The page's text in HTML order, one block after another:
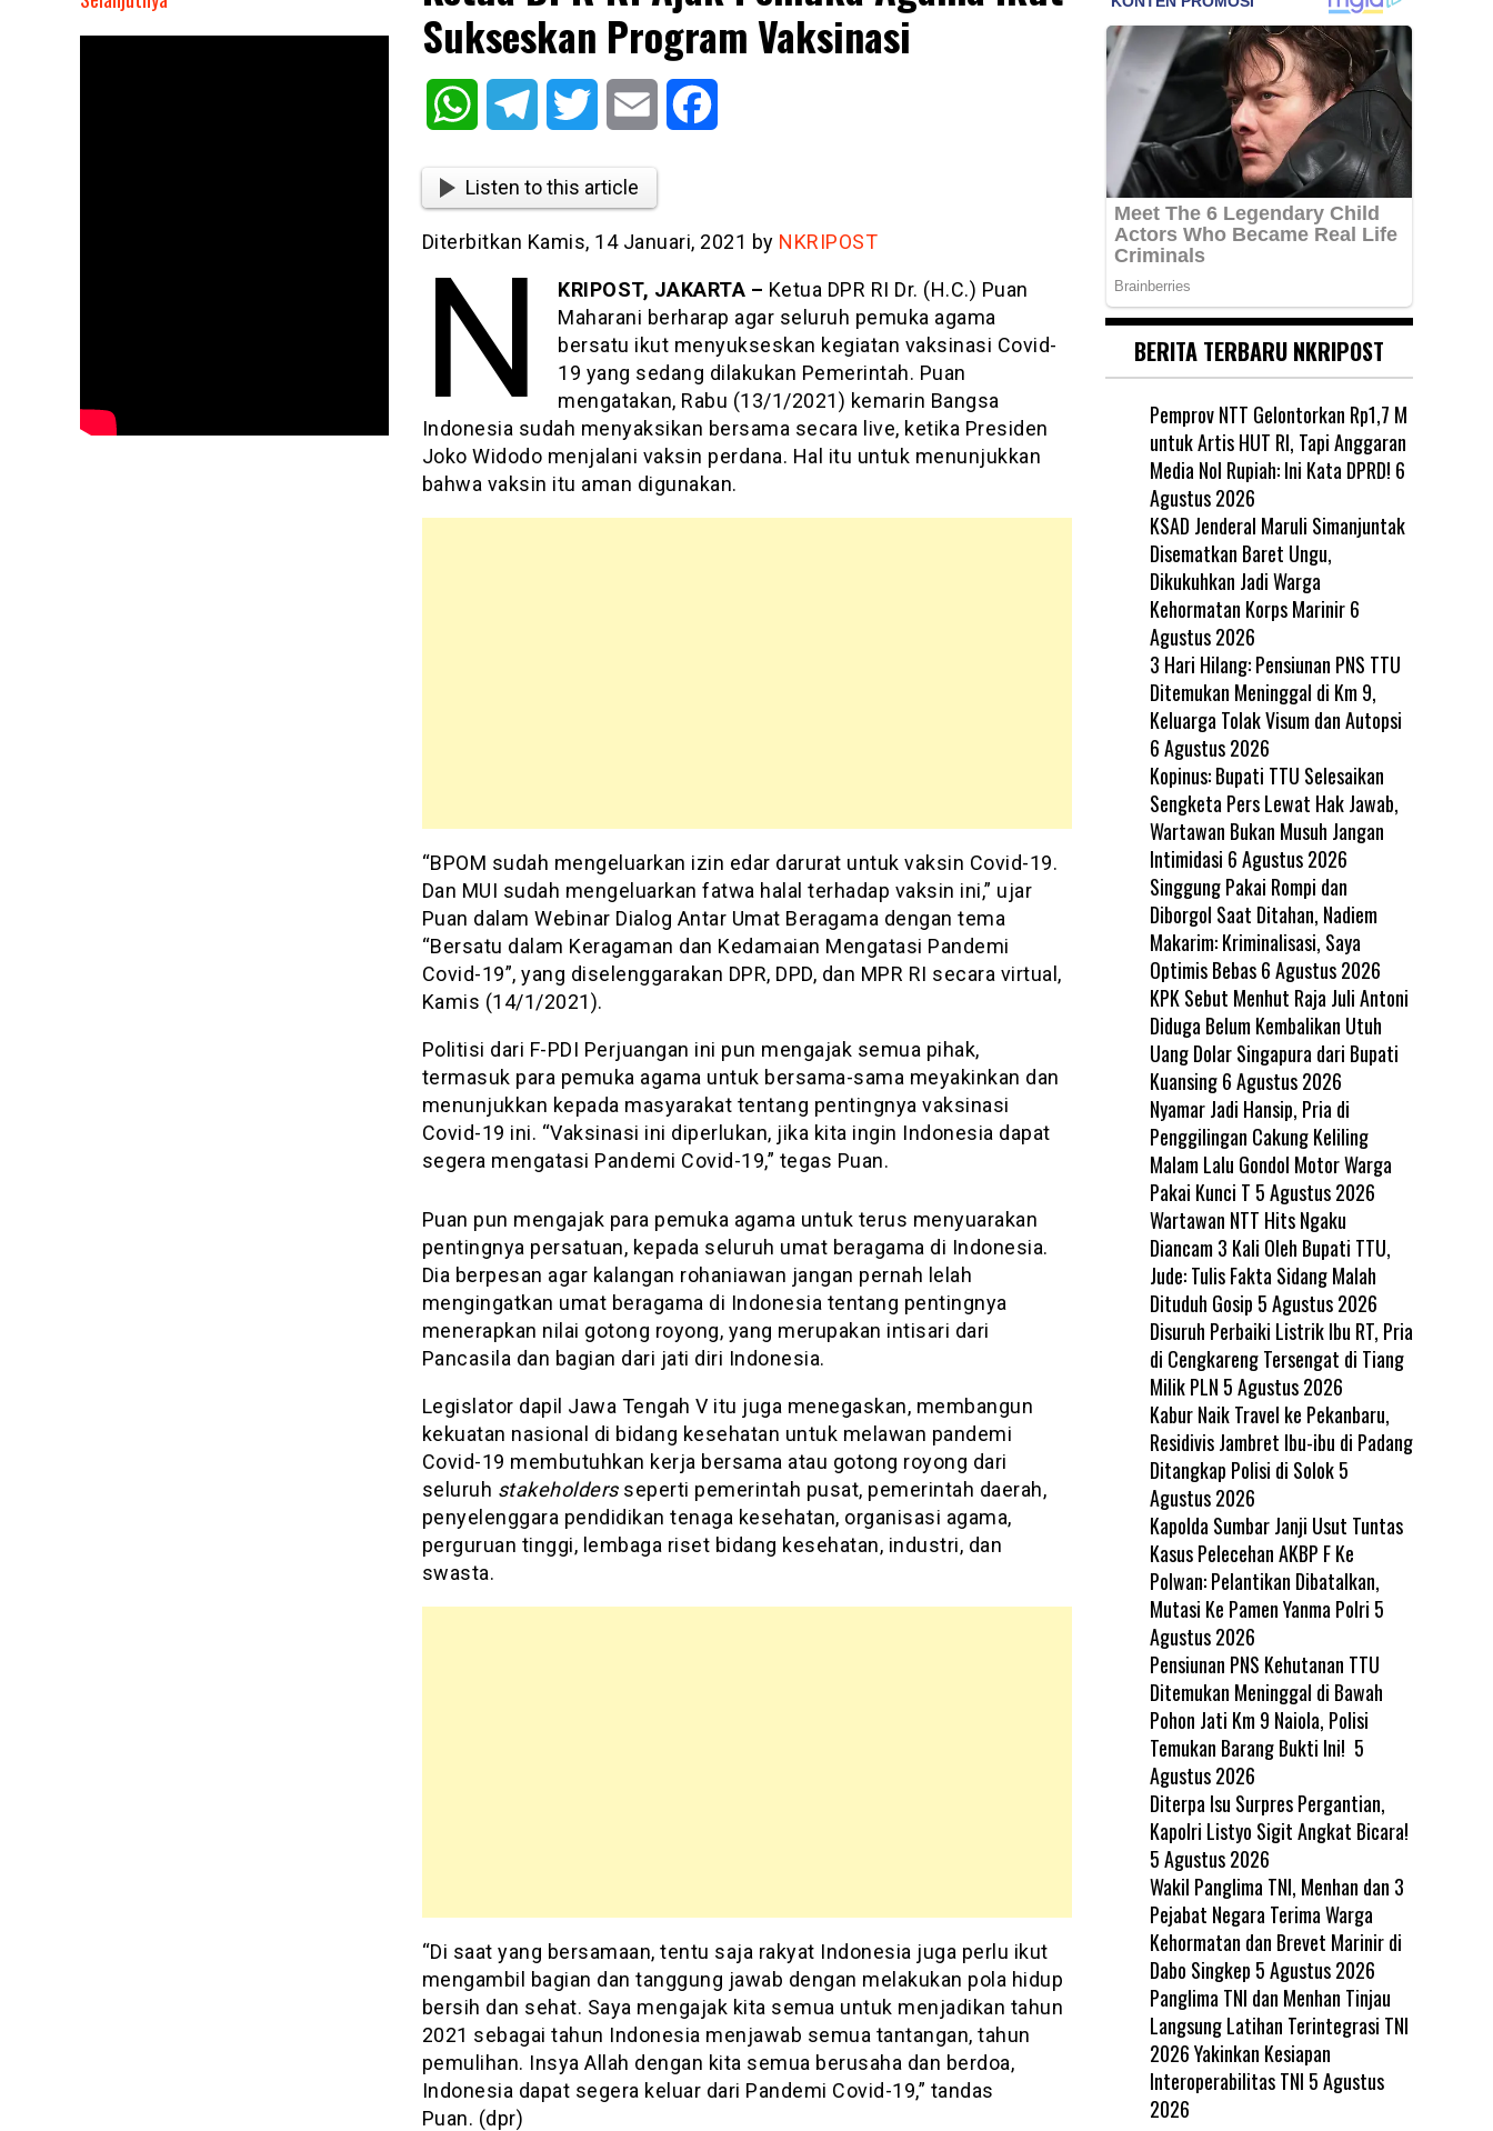
Sukseskan Program Vaksinasi
WhatsAppTelegram Twitter Email
Listen to this article
Diterbitkan Kamis, 14 Januari, 2021 by NKRIPOST
N KRIPOST, JAKARTA – Ketua DPR RI Dr. (H.C.) Puan
Maharani berharap agar seluruh pemuka agama
bersatu ikut menyukseskan kegiatan vaksinasi Covid-
19 yang sedang dilakukan Pemerintah. Puan
mengatakan, Rabu (13/1/2021) kemarin Bangsa
Indonesia sudah menyaksikan bersama secara live, ketika Presiden
Joko Widodo menjalani vaksin perdana. Hal itu untuk menunjukkan
bahwa vaksin itu aman digunakan.
“BPOM sudah mengeluarkan izin edar darurat untuk vaksin Covid-19.
Dan MUI sudah mengeluarkan fatwa halal terhadap vaksin ini,” ujar
Puan dalam Webinar Dialog Antar Umat Beragama dengan tema
“Bersatu dalam Keragaman dan Kedamaian Mengatasi Pandemi
Covid-19”, yang diselenggarakan DPR, DPD, dan MPR RI secara virtual,
Kamis (14/1/2021).
Politisi dari F-PDI Perjuangan ini pun mengajak semua pihak,
termasuk para pemuka agama untuk bersama-sama meyakinkan dan
menunjukkan kepada masyarakat tentang pentingnya vaksinasi
Covid-19 ini. “Vaksinasi ini diperlukan, jika kita ingin Indonesia dapat
segera mengatasi Pandemi Covid-19,” tegas Puan.
Puan pun mengajak para pemuka agama untuk terus menyuarakan
pentingnya persatuan, kepada seluruh umat beragama di Indonesia.
Dia berpesan agar kalangan rohaniawan jangan pernah lelah
mengingatkan umat beragama di Indonesia tentang pentingnya
menerapkan nilai gotong royong, yang merupakan intisari dari
Pancasila dan bagian dari jati diri Indonesia.
Legislator dapil Jawa Tengah V itu juga menegaskan, membangun
kekuatan nasional di bidang kesehatan untuk melawan pandemi
Covid-19 membutuhkan kerja bersama atau gotong royong dari
seluruh stakeholdersseperti pemerintah pusat, pemerintah daerah,
penyelenggara pendidikan tenaga kesehatan, organisasi agama,
perguruan tinggi, lembaga riset bidang kesehatan, industri, dan
swasta.
“Di saat yang bersamaan, tentu saja rakyat Indonesia juga perlu ikut
mengambil bagian dan tanggung jawab dengan melakukan pola hidup
bersih dan sehat. Saya mengajak kita semua untuk menjadikan tahun
2021 sebagai tahun Indonesia menjawab semua tantangan, tahun
pemulihan. Insya Allah dengan kita semua berusaha dan berdoa,
Indonesia dapat segera keluar dari Pandemi Covid-19,” tandas
Puan. (dpr)
BERITA TERBARU NKRIPOST
Pemprov NTT Gelontorkan Rp1,7 M
untuk Artis HUT RI, Tapi Anggaran
Media Nol Rupiah: Ini Kata DPRD! 6
Agustus 2026
KSAD Jenderal Maruli Simanjuntak
Disematkan Baret Ungu,
Dikukuhkan Jadi Warga
Kehormatan Korps Marinir 6
Agustus 2026
3 Hari Hilang: Pensiunan PNS TTU
Ditemukan Meninggal di Km 9,
Keluarga Tolak Visum dan Autopsi
6 Agustus 2026
Kopinus: Bupati TTU Selesaikan
Sengketa Pers Lewat Hak Jawab,
Wartawan Bukan Musuh Jangan
Intimidasi 6 Agustus 2026
Singgung Pakai Rompi dan
Diborgol Saat Ditahan, Nadiem
Makarim: Kriminalisasi, Saya
Optimis Bebas 6 Agustus 2026
KPK Sebut Menhut Raja Juli Antoni
Diduga Belum Kembalikan Utuh
Uang Dolar Singapura dari Bupati
Kuansing 6 Agustus 2026
Nyamar Jadi Hansip, Pria di
Penggilingan Cakung Keliling
Malam Lalu Gondol Motor Warga
Pakai Kunci T 5 Agustus 2026
Wartawan NTT Hits Ngaku
Diancam 3 Kali Oleh Bupati TTU,
Jude: Tulis Fakta Sidang Malah
Dituduh Gosip 5 Agustus 2026
Disuruh Perbaiki Listrik Ibu RT, Pria
di Cengkareng Tersengat di Tiang
Milik PLN 5 Agustus 2026
Kabur Naik Travel ke Pekanbaru,
Residivis Jambret Ibu-ibu di Padang
Ditangkap Polisi di Solok 5
Agustus 2026
Kapolda Sumbar Janji Usut Tuntas
Kasus Pelecehan AKBP F Ke
Polwan: Pelantikan Dibatalkan,
Mutasi Ke Pamen Yanma Polri 5
Agustus 2026
Pensiunan PNS Kehutanan TTU
Ditemukan Meninggal di Bawah
Pohon Jati Km 9 Naiola, Polisi
Temukan Barang Bukti Ini! 5
Agustus 2026
Diterpa Isu Surpres Pergantian,
Kapolri Listyo Sigit Angkat Bicara!
5 Agustus 2026
Wakil Panglima TNI, Menhan dan 3
Pejabat Negara Terima Warga
Kehormatan dan Brevet Marinir di
Dabo Singkep 5 Agustus 2026
Panglima TNI dan Menhan Tinjau
Langsung Latihan Terintegrasi TNI
2026 Yakinkan Kesiapan
Interoperabilitas TNI 5 Agustus
2026